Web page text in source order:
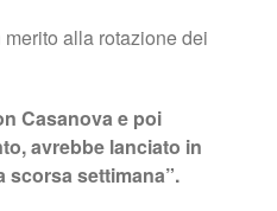
alla rotazione dei
Casanova e poi
avrebbe lanciato in
scorsa settimana”.